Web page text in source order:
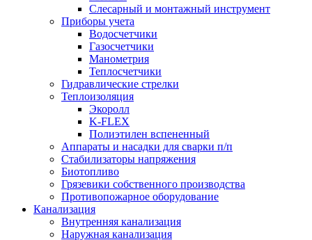
Слесарный и монтажный инструмент
Приборы учета
Водосчетчики
Газосчетчики
Манометрия
Теплосчетчики
Гидравлические стрелки
Теплоизоляция
Экоролл
K-FLEX
Полиэтилен вспененный
Аппараты и насадки для сварки п/п
Стабилизаторы напряжения
Биотопливо
Грязевики собственного производства
Противопожарное оборудование
Канализация
Внутренняя канализация
Наружная канализация